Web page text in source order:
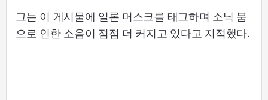
그는 이 게시물에 일론 머스크를 태그하며 소닉 붐
으로 인한 소음이 점점 더 커지고 있다고 지적했다.